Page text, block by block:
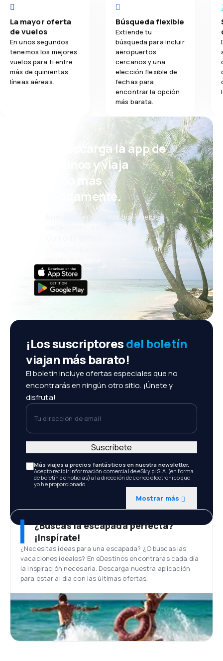
La mayor oferta
de vuelos
En unos segundos
tenemos los mejores
vuelos para ti entre
más de quinientas
líneas aéreas.
Búsqueda flexible
Extiende tu
búsqueda para incluir
aeropuertos
cercanos y una
elección flexible de
fechas para
encontrar la opción
más barata.
¡Eh! Descarga la app de
eDestinos y viaja
incluso más
cómodamente.
Nuevas ofertas cada día: vuelos,
vacaciones, escapadas
Cómoda gestión de reservas
¡Todo lo que importa, siempre al
¡Los suscriptoresdel boletín
viajan más barato!
El boletín incluye ofertas especiales que no
encontrarás en ningún otro sitio. ¡Únete y
disfruta!
Tu dirección de email
Más viajes a precios fantásticos en nuestra newsletter.
Acepto recibir información comercial de eSky.pl S.A. (en forma
de boletín de noticias) a la dirección de correo electrónico que
yo he proporcionado.
Mostrar más
Suscríbete
¿Buscas la escapada perfecta?
¡Inspírate!
¿Necesitas ideas para una escapada? ¿O buscas las
vacaciones ideales? En eDestinos encontrarás cada día
la inspiración necesaria. Descarga nuestra aplicación
para estar al día con las últimas ofertas.